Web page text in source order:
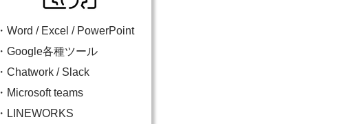
・Word / Excel / PowerPoint
・Google各種ツール
・Chatwork / Slack
・Microsoft teams
・LINEWORKS